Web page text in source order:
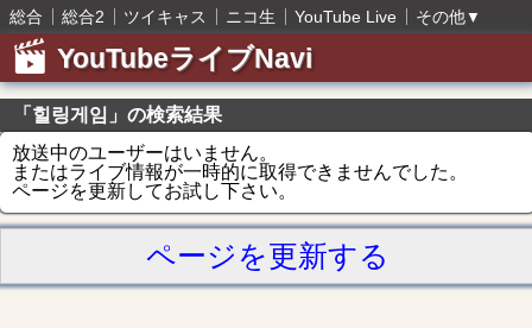
総合 総合2 ツイキャス ニコ生 YouTube Live その他▼
YouTubeライブNavi
「힐링게임」の検索結果
放送中のユーザーはいません。
またはライブ情報が一時的に取得できませんでした。
ページを更新してお試し下さい。
ページを更新する